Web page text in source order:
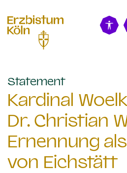
Statement:
Kardinal
Dr. Christian
Ernennung
von Eichstätt